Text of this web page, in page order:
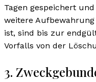
Tagen gespeichert
weitere
ist, sind bis zur
Vorfalls von der
3.